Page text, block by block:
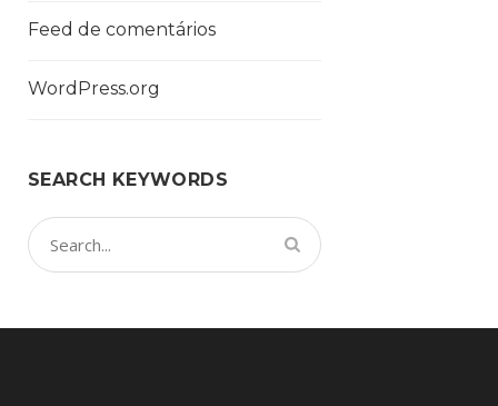
Feed de comentários
WordPress.org
SEARCH KEYWORDS